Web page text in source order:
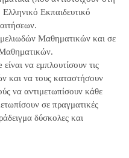
Εκπαιδευτικό
Μαθηματικών και σε
να εμπλουτίσουν τις
και να τους καταστήσουν
να αντιμετωπίσουν κάθε
σε πραγματικές
δύσκολες και